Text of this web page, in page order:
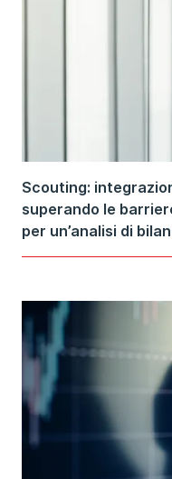
Scouting:
superando le
per un’analisi di